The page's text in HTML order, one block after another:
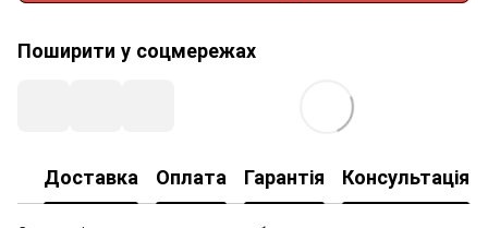
Поширити у соцмережах
Доставка Оплата Гарантія Консультація